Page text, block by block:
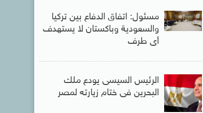
مسئول: اتفاق الدفاع بين تركيا
والسعودية وباكستان لا يستهدف
أى طرف
الرئيس السيسى يودع ملك
البحرين فى ختام زيارته لمصر